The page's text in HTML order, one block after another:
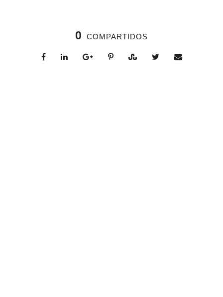
0 COMPARTIDOS